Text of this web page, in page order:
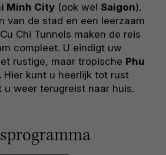
Minh City (ook wel Saigon).
van de stad en een leerzaam
Chi Tunnels maken de reis
compleet. U eindigt uw
rustige, maar tropische Phu
Hier kunt u heerlijk tot rust
u weer terugreist naar huis.